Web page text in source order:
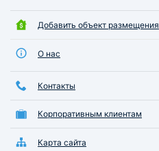
Добавить объект размещения
О нас
Контакты
Корпоративным клиентам
Карта сайта